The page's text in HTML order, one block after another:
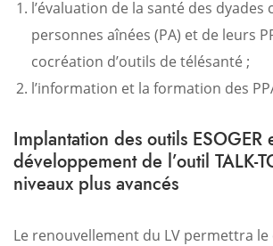
l’évaluation de la santé des dyades
personnes aînées (PA) et de leurs
cocréation d’outils de télésanté ;
l’information et la formation des
Implantation des outils ESOGER
développement de l’outil TALK-
niveaux plus avancés
Le renouvellement du LV permettra le